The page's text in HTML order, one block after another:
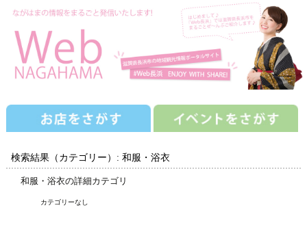
検索結果（カテゴリー）: 和服・浴衣
和服・浴衣の詳細カテゴリ
カテゴリーなし